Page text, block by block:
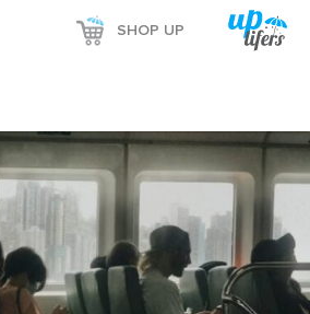
Reklamı Göster
Reklamı Gizle
SHOP UP